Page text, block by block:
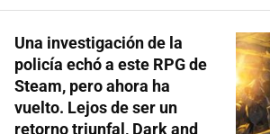
Una investigación de la
policía echó a este RPG de
Steam, pero ahora ha
vuelto. Lejos de ser un
retorno triunfal, Dark and